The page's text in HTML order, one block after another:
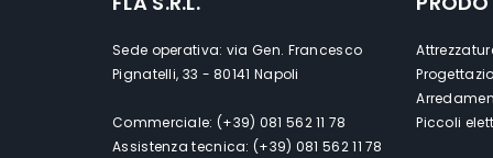
Sede operativa: via Gen. Francesco
Pignatelli, 33 - 80141 Napoli
Commerciale: (+39) 081 562 11 78
Assistenza tecnica: (+39) 081 562 11 78
Piccoli